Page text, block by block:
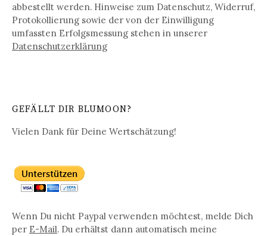
abbestellt werden. Hinweise zum Datenschutz, Widerruf,
Protokollierung sowie der von der Einwilligung
umfassten Erfolgsmessung stehen in unserer
Datenschutz­erklärung
GEFÄLLT DIR BLUMOON?
Vielen Dank für Deine Wertschätzung!
Wenn Du nicht Paypal verwenden möchtest, melde Dich
per E-Mail. Du erhältst dann automatisch meine